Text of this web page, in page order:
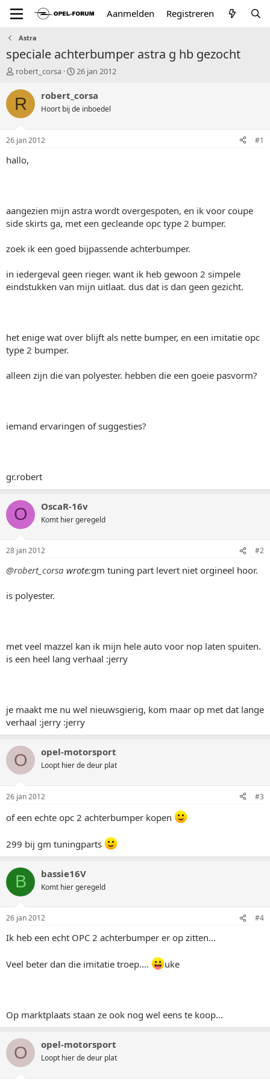
Aanmelden Registreren
Astra
speciale achterbumper astra g hb gezocht
T
p
t
a
r
robert_corsa
S
a
t
26 jan 2012
R robert_corsa
Hoort bij de inboedel
26 jan 2012 #1
hallo,
aangezien mijn astra wordt overgespoten, en ik voor coupe
side skirts ga, met een gecleande opc type 2 bumper.
zoek ik een goed bijpassende achterbumper.
in iedergeval geen rieger. want ik heb gewoon 2 simpele
eindstukken van mijn uitlaat. dus dat is dan geen gezicht.
het enige wat over blijft als nette bumper, en een imitatie opc
type 2 bumper.
alleen zijn die van polyester. hebben die een goeie pasvorm?
iemand ervaringen of suggesties?
gr.robert
O OscaR-16v
Komt hier geregeld
28 jan 2012 #2
@robert_corsa wrote:gm tuning part levert niet orgineel hoor.
is polyester.
met veel mazzel kan ik mijn hele auto voor nop laten spuiten.
is een heel lang verhaal :jerry
je maakt me nu wel nieuwsgierig, kom maar op met dat lange
verhaal :jerry :jerry
O opel-motorsport
Loopt hier de deur plat
26 jan 2012 #3
of een echte opc 2 achterbumper kopen
299 bij gm tuningparts
B bassie16V
Komt hier geregeld
26 jan 2012 #4
Ik heb een echt OPC 2 achterbumper er op zitten...
Veel beter dan die imitatie troep.... uke
Op marktplaats staan ze ook nog wel eens te koop...
O opel-motorsport
Loopt hier de deur plat